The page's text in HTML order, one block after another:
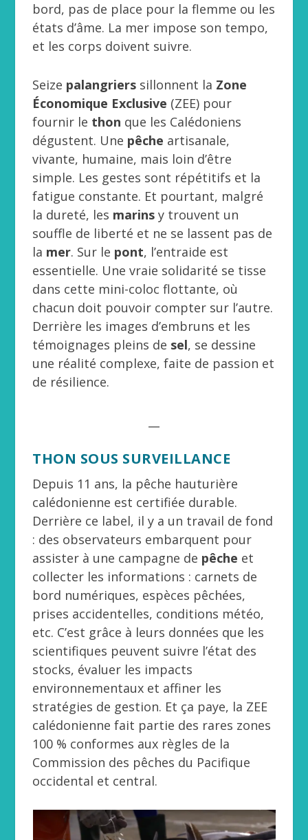
bord, pas de place pour la flemme ou les
états d’âme. La mer impose son tempo,
et les corps doivent suivre.
Seize palangriers sillonnent la Zone
Économique Exclusive (ZEE) pour
fournir le thon que les Calédoniens
dégustent. Une pêche artisanale,
vivante, humaine, mais loin d’être
simple. Les gestes sont répétitifs et la
fatigue constante. Et pourtant, malgré
la dureté, les marins y trouvent un
souffle de liberté et ne se lassent pas de
la mer. Sur le pont, l’entraide est
essentielle. Une vraie solidarité se tisse
dans cette mini-coloc flottante, où
chacun doit pouvoir compter sur l’autre.
Derrière les images d’embruns et les
témoignages pleins de sel, se dessine
une réalité complexe, faite de passion et
de résilience.
THON SOUS SURVEILLANCE
Depuis 11 ans, la pêche hauturière
calédonienne est certifiée durable.
Derrière ce label, il y a un travail de fond
: des observateurs embarquent pour
assister à une campagne de pêche et
collecter les informations : carnets de
bord numériques, espèces pêchées,
prises accidentelles, conditions météo,
etc. C’est grâce à leurs données que les
scientifiques peuvent suivre l’état des
stocks, évaluer les impacts
environnementaux et affiner les
stratégies de gestion. Et ça paye, la ZEE
calédonienne fait partie des rares zones
100 % conformes aux règles de la
Commission des pêches du Pacifique
occidental et central.